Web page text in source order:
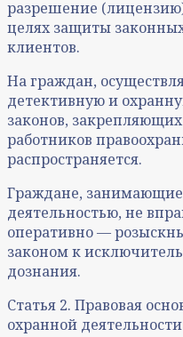
разрешение
целях защиты
клиентов.
На граждан,
детективную и
законов,
работников
распространяется.
Граждане,
деятельностью, не
оперативно —
законом к
дознания.
Статья 2. Правовая
охранной деятельности